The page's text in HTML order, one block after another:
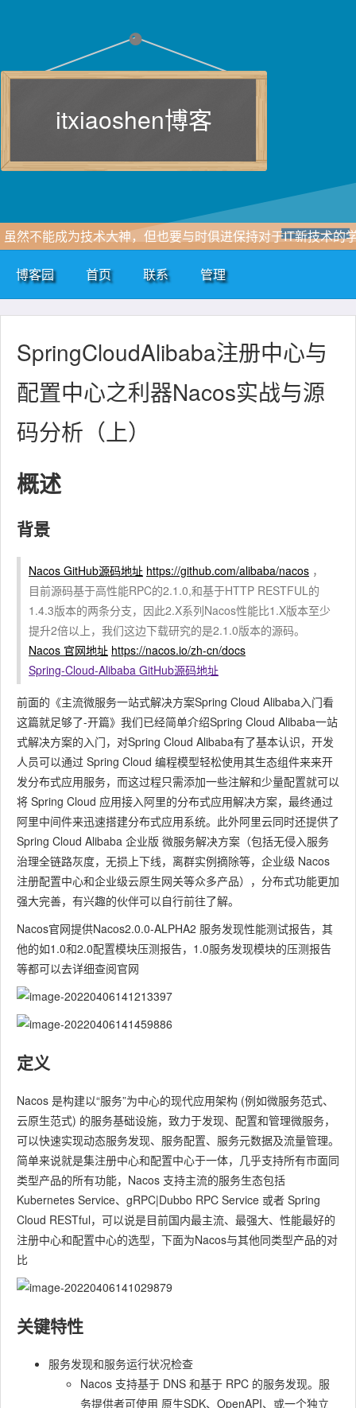
itxiaoshen博客
虽然不能成为技术大神，但也要与时俱进保持对于IT新技术的
www.itxiaoshen.com
博客园 首页 联系 管理
SpringCloudAlibaba注册中心与
配置中心之利器Nacos实战与源
码分析（上）
概述
背景
Nacos GitHub源码地址 https://github.com/alibaba/nacos ，
目前源码基于高性能RPC的2.1.0,和基于HTTP RESTFUL的
1.4.3版本的两条分支，因此2.X系列Nacos性能比1.X版本至少
提升2倍以上，我们这边下载研究的是2.1.0版本的源码。
Nacos 官网地址 https://nacos.io/zh-cn/docs
Spring-Cloud-Alibaba GitHub源码地址
前面的《主流微服务一站式解决方案Spring Cloud Alibaba入门看
这篇就足够了-开篇》我们已经简单介绍Spring Cloud Alibaba一站
式解决方案的入门，对Spring Cloud Alibaba有了基本认识，开发
人员可以通过 Spring Cloud 编程模型轻松使用其生态组件来来开
发分布式应用服务，而这过程只需添加一些注解和少量配置就可以
将 Spring Cloud 应用接入阿里的分布式应用解决方案，最终通过
阿里中间件来迅速搭建分布式应用系统。此外阿里云同时还提供了
Spring Cloud Alibaba 企业版 微服务解决方案（包括无侵入服务
治理全链路灰度，无损上下线，离群实例摘除等，企业级 Nacos
注册配置中心和企业级云原生网关等众多产品），分布式功能更加
强大完善，有兴趣的伙伴可以自行前往了解。
Nacos官网提供Nacos2.0.0-ALPHA2 服务发现性能测试报告，其
他的如1.0和2.0配置模块压测报告，1.0服务发现模块的压测报告
等都可以去详细查阅官网
定义
Nacos 是构建以“服务”为中心的现代应用架构 (例如微服务范式、
云原生范式) 的服务基础设施，致力于发现、配置和管理微服务，
可以快速实现动态服务发现、服务配置、服务元数据及流量管理。
简单来说就是集注册中心和配置中心于一体，几乎支持所有市面同
类型产品的所有功能，Nacos 支持主流的服务生态包括
Kubernetes Service、gRPC|Dubbo RPC Service 或者 Spring
Cloud RESTful，可以说是目前国内最主流、最强大、性能最好的
注册中心和配置中心的选型，下面为Nacos与其他同类型产品的对
比
关键特性
服务发现和服务运行状况检查
Nacos 支持基于 DNS 和基于 RPC 的服务发现。服
务提供者可使用 原生SDK、OpenAPI、或一个独立